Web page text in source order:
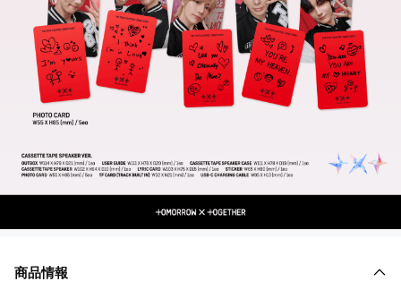
商品情報